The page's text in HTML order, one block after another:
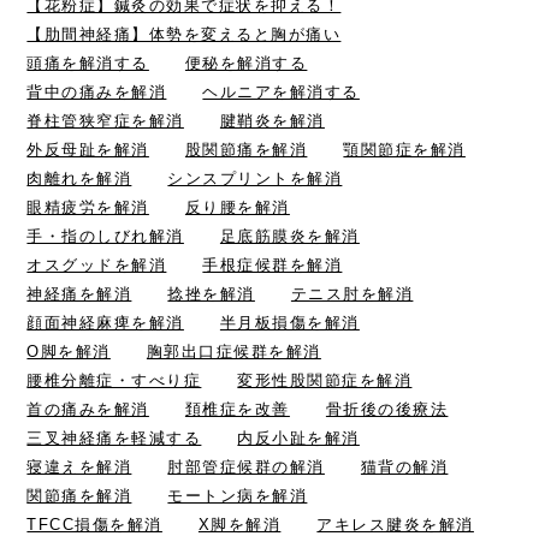
【花粉症】鍼灸の効果で症状を抑える！
【肋間神経痛】体勢を変えると胸が痛い
頭痛を解消する
便秘を解消する
背中の痛みを解消
ヘルニアを解消する
脊柱管狭窄症を解消
腱鞘炎を解消
外反母趾を解消
股関節痛を解消
顎関節症を解消
肉離れを解消
シンスプリントを解消
眼精疲労を解消
反り腰を解消
手・指のしびれ解消
足底筋膜炎を解消
オスグッドを解消
手根症候群を解消
神経痛を解消
捻挫を解消
テニス肘を解消
顔面神経麻痺を解消
半月板損傷を解消
O脚を解消
胸郭出口症候群を解消
腰椎分離症・すべり症
変形性股関節症を解消
首の痛みを解消
頚椎症を改善
骨折後の後療法
三叉神経痛を軽減する
内反小趾を解消
寝違えを解消
肘部管症候群の解消
猫背の解消
関節痛を解消
モートン病を解消
TFCC損傷を解消
X脚を解消
アキレス腱炎を解消